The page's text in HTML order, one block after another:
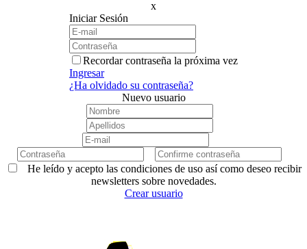
x
Iniciar Sesión
Recordar contraseña la próxima vez
Ingresar
¿Ha olvidado su contraseña?
Nuevo usuario
He leído y acepto las condiciones de uso así como deseo recibir
newsletters sobre novedades.
Crear usuario